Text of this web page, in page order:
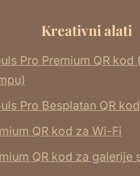
Kreativni alati
Pro Premium QR kod
Pro Besplatan QR kod
QR kod za Wi-Fi
QR kod za galerije